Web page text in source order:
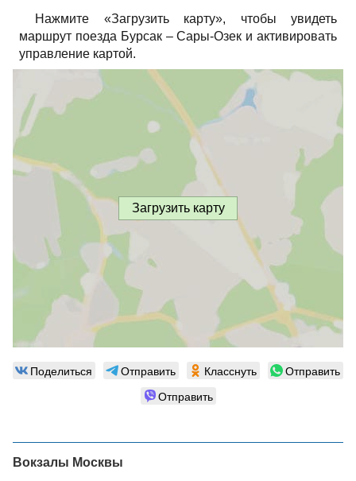
Нажмите «Загрузить карту», чтобы увидеть
маршрут поезда Бурсак – Сары-Озек и активировать
управление картой.
Загрузить карту
Поделиться Отправить Класснуть
Отправить
Отправить
Вокзалы Москвы